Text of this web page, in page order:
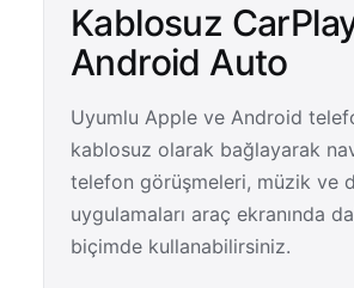
Kablosuz
Android Auto
Uyumlu Apple ve Android
kablosuz olarak bağlayarak
telefon görüşmeleri, müzik ve
uygulamaları araç ekranında
biçimde kullanabilirsiniz.